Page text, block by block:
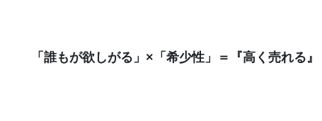
「誰もが欲しがる」×「希少性」＝『高く売れる』